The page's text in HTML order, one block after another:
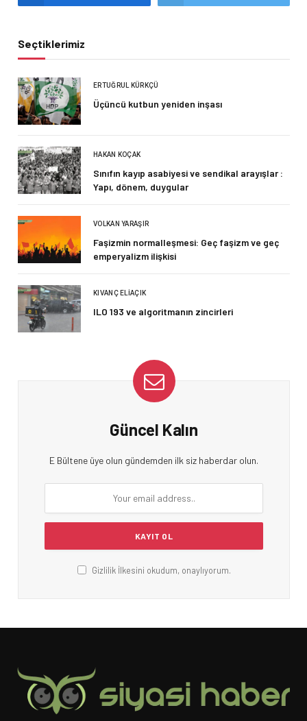
Seçtiklerimiz
ERTUĞRUL KÜRKÇÜ
Üçüncü kutbun yeniden inşası
HAKAN KOÇAK
Sınıfın kayıp asabiyesi ve sendikal arayışlar :
Yapı, dönem, duygular
VOLKAN YARAŞIR
Faşizmin normalleşmesi: Geç faşizm ve geç
emperyalizm ilişkisi
KIVANÇ ELIAÇIK
ILO 193 ve algoritmanın zincirleri
Güncel Kalın
E Bültene üye olun gündemden ilk siz haberdar olun.
Gizlilik İlkesini okudum, onaylıyorum.